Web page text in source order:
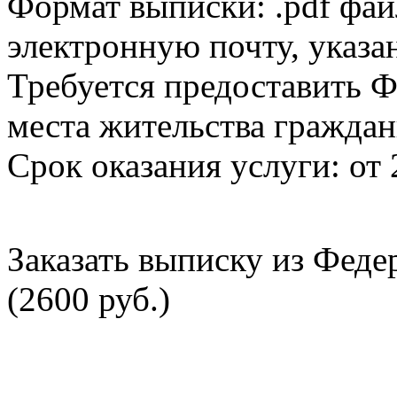
электронную почту,
Требуется
места жительства
Срок оказания услуги: от
Заказать выписку из
(2600 руб.)